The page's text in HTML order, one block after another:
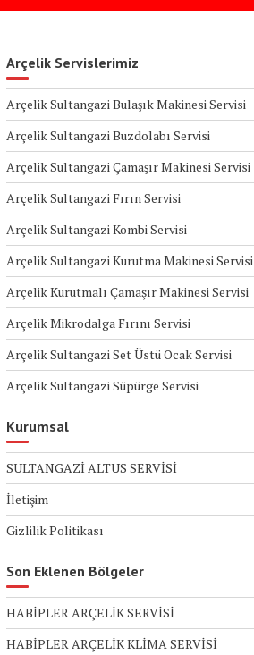
Arçelik Servislerimiz
Arçelik Sultangazi Bulaşık Makinesi Servisi
Arçelik Sultangazi Buzdolabı Servisi
Arçelik Sultangazi Çamaşır Makinesi Servisi
Arçelik Sultangazi Fırın Servisi
Arçelik Sultangazi Kombi Servisi
Arçelik Sultangazi Kurutma Makinesi Servisi
Arçelik Kurutmalı Çamaşır Makinesi Servisi
Arçelik Mikrodalga Fırını Servisi
Arçelik Sultangazi Set Üstü Ocak Servisi
Arçelik Sultangazi Süpürge Servisi
Kurumsal
SULTANGAZİ ALTUS SERVİSİ
İletişim
Gizlilik Politikası
Son Eklenen Bölgeler
HABİPLER ARÇELİK SERVİSİ
HABİPLER ARÇELİK KLİMA SERVİSİ